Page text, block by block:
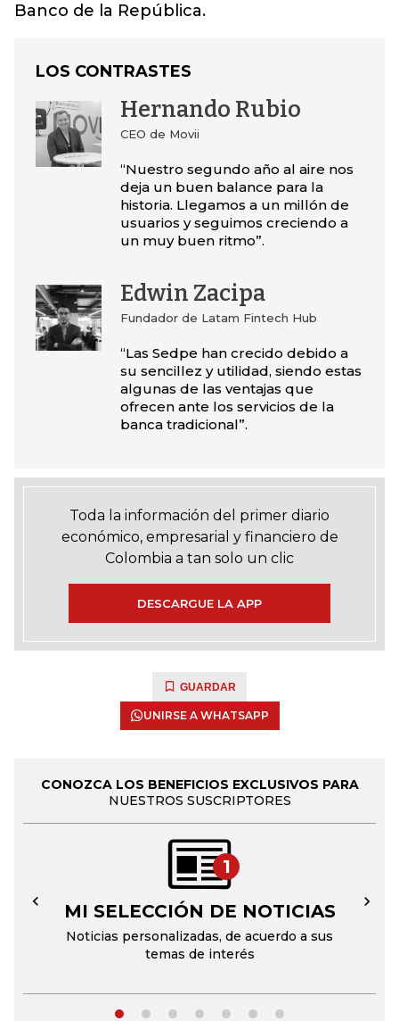
Banco de la República.
LOS CONTRASTES
Hernando Rubio
CEO de Movii
“Nuestro segundo año al aire nos
deja un buen balance para la
historia. Llegamos a un millón de
usuarios y seguimos creciendo a
un muy buen ritmo”.
Edwin Zacipa
Fundador de Latam Fintech Hub
“Las Sedpe han crecido debido a
su sencillez y utilidad, siendo estas
algunas de las ventajas que
ofrecen ante los servicios de la
banca tradicional”.
Toda la información del primer diario
económico, empresarial y financiero de
Colombia a tan solo un clic
DESCARGUE LA APP
GUARDAR
UNIRSE A WHATSAPP
CONOZCA LOS BENEFICIOS EXCLUSIVOS PARA
NUESTROS SUSCRIPTORES
1
MI SELECCIÓN DE NOTICIAS
Noticias personalizadas, de acuerdo a sus
temas de interés
← →